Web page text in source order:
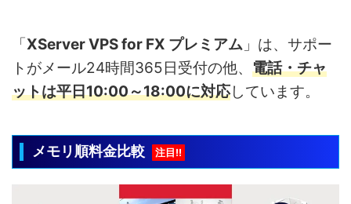
「XServer VPS for FX プレミアム 」は、サポー
トがメール24時間365日受付の他、 電話・チャ
ットは平日10:00～18:00に対応しています。
メモリ順料金比較 注目!!